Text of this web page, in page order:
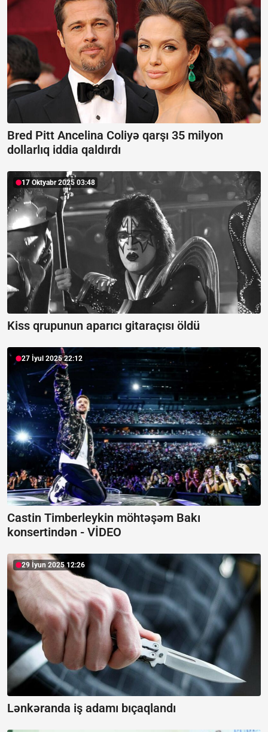
Bred Pitt Ancelina Coliyə qarşı 35 milyon
dollarlıq iddia qaldırdı
17 Oktyabr 2025 03:48
Kiss qrupunun aparıcı gitaraçısı öldü
27 İyul 2025 22:12
Castin Timberleykin möhtəşəm Bakı
konsertindən - VİDEO
29 İyun 2025 12:26
Lənkəranda iş adamı bıçaqlandı